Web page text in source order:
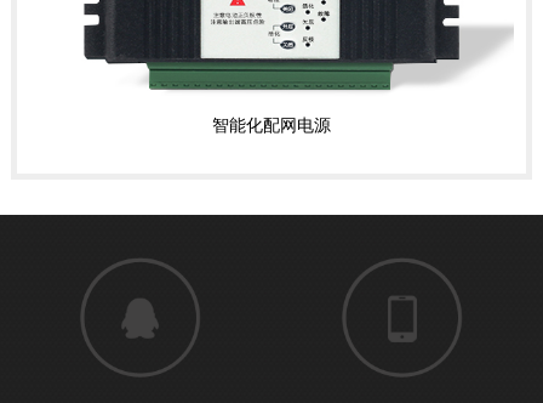
智能化配网电源